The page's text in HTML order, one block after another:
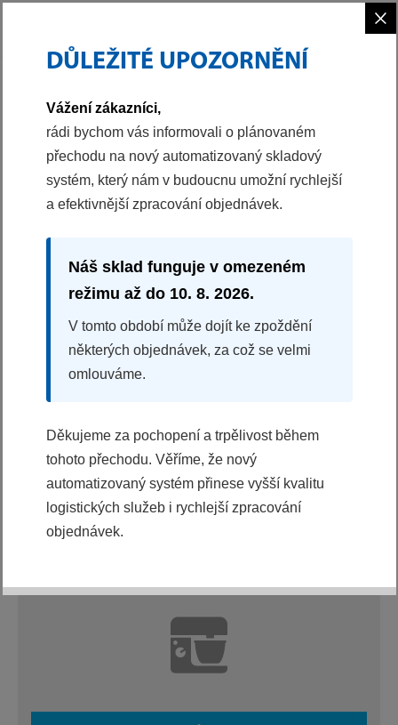
S každým otevřením chladničky, při vaření, u čerstvé
design.
To vše s respektem k životnímu prostředí.
×
DŮLEŽITÉ UPOZORNĚNÍ
Vážení zákazníci,
rádi bychom vás informovali o plánovaném
přechodu na nový automatizovaný skladový
systém, který nám v budoucnu umožní rychlejší
a efektivnější zpracování objednávek.
Náš sklad funguje v omezeném
režimu až do 10. 8. 2026.
V tomto období může dojít ke zpoždění
některých objednávek, za což se velmi
omlouváme.
Děkujeme za pochopení a trpělivost během
tohoto přechodu. Věříme, že nový
automatizovaný systém přinese vyšší kvalitu
logistických služeb i rychlejší zpracování
objednávek.